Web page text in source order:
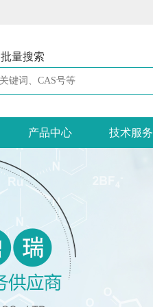
批量搜索
产品中心 技术服务